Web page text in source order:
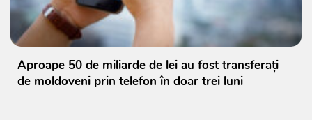
Aproape 50 de miliarde de lei au fost transferați
de moldoveni prin telefon în doar trei luni